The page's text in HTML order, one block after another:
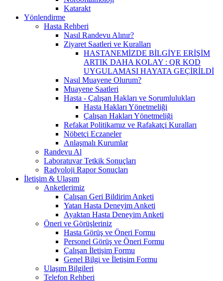
Katarakt
Yönlendirme
Hasta Rehberi
Nasıl Randevu Alınır?
Ziyaret Saatleri ve Kuralları
HASTANEMİZDE BİLGİYE ERİŞİM
ARTIK DAHA KOLAY : QR KOD
UYGULAMASI HAYATA GEÇİRİLDİ
Nasıl Muayene Olurum?
Muayene Saatleri
Hasta - Çalışan Hakları ve Sorumlulukları
Hasta Hakları Yönetmeliği
Çalışan Hakları Yönetmeliği
Refakat Politikamız ve Rafakatçi Kuralları
Nöbetçi Eczaneler
Anlaşmalı Kurumlar
Randevu Al
Laboratuvar Tetkik Sonuçları
Radyoloji Rapor Sonuçları
İletişim & Ulaşım
Anketlerimiz
Çalışan Geri Bildirim Anketi
Yatan Hasta Deneyim Anketi
Ayaktan Hasta Deneyim Anketi
Öneri ve Görüşleriniz
Hasta Görüş ve Öneri Formu
Personel Görüş ve Öneri Formu
Çalışan İletişim Formu
Genel Bilgi ve İletişim Formu
Ulaşım Bilgileri
Telefon Rehberi